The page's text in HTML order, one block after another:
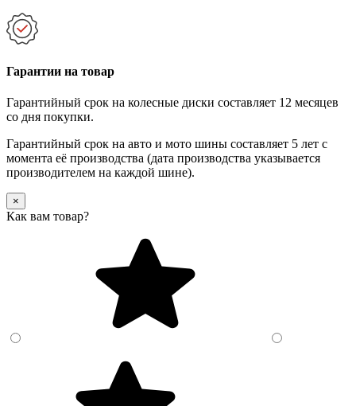
Гарантии на товар
Гарантийный срок на колесные диски составляет 12 месяцев
со дня покупки.
Гарантийный срок на авто и мото шины составляет 5 лет с
момента её производства (дата производства указывается
производителем на каждой шине).
×
Как вам товар?